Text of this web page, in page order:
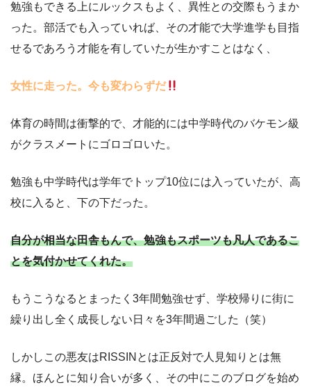
勉強もできる上にルックスもよく、異性との交際もうまか
った。部活でも入っていれば、その才能で大学進学も目指
せるであろう才能を有していたが生かすことはなく、
女性に走った。今も変わらずだ
体育の時間は衝撃的で、才能的には中学時代のバケモン級
がクラスメートにゴロゴロいた。
勉強も中学時代は学年でトップ10位には入っていたが、高
校に入ると、下の下だった。
自分が相当な田舎もんで、勉強もスポーツも凡人であるこ
とを気付かせてくれた。
もうこうなるとまったく3年間勉強せず、学校帰りに街に
繰り出し全く成長しない日々を3年間過ごした（笑）
しかしこの悪友はRISSINとは正反対で人見知りとは無
縁。ほんとに知り合いが多く、その中にこのブログを始め